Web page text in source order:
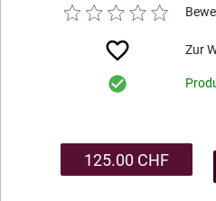
Zur
125.00 CHF